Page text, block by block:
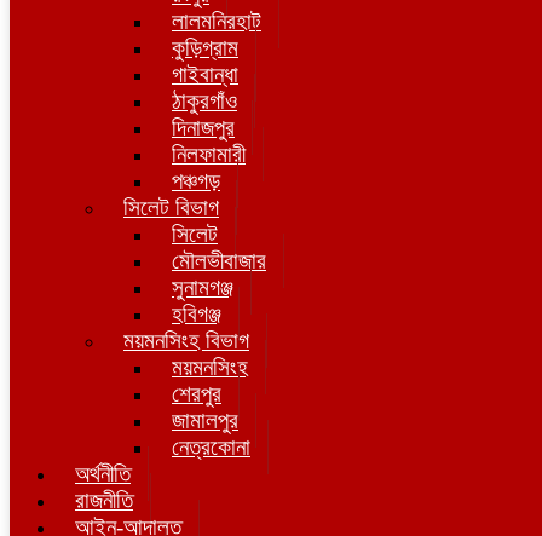
লালমনিরহাট
কুড়িগ্রাম
গাইবান্ধা
ঠাকুরগাঁও
দিনাজপুর
নিলফামারী
পঞ্চগড়
সিলেট বিভাগ
সিলেট
মৌলভীবাজার
সুনামগঞ্জ
হবিগঞ্জ
ময়মনসিংহ বিভাগ
ময়মনসিংহ
শেরপুর
জামালপুর
নেত্রকোনা
অর্থনীতি
রাজনীতি
আইন-আদালত